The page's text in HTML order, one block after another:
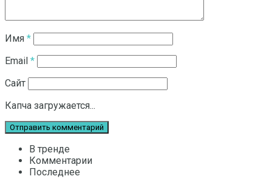
Имя *
Email *
Сайт
Капча загружается...
В тренде
Комментарии
Последнее